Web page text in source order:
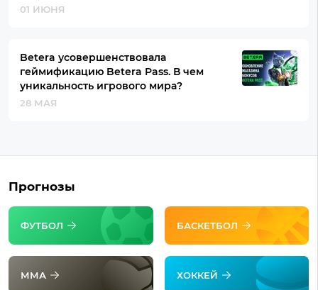
01 ИЮНЯ
Betera усовершенствовала
геймификацию Betera Pass. В чем
уникальность игрового мира?
28 МАЯ
Прогнозы
ФУТБОЛ БАСКЕТБОЛ
ММА ХОККЕЙ